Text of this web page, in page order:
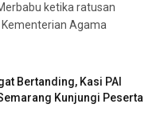
ketika ratusan
Agama
Bertanding, Kasi PAI
Kunjungi Peserta